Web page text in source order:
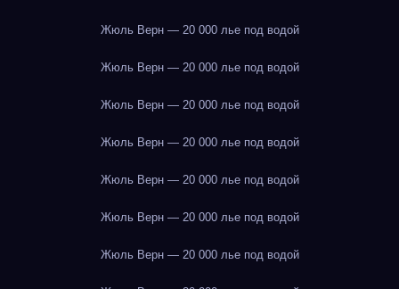
Жюль Верн — 20 000 лье под водой
Жюль Верн — 20 000 лье под водой
Жюль Верн — 20 000 лье под водой
Жюль Верн — 20 000 лье под водой
Жюль Верн — 20 000 лье под водой
Жюль Верн — 20 000 лье под водой
Жюль Верн — 20 000 лье под водой